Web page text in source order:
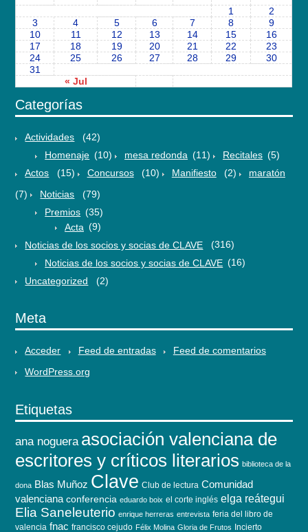
« Jul
1
2
3
4 5 6 7 8
9
10
11 12 13 14 15
16
17
18 19 20 21 22
23
24
25 26 27 28 29
30
31
Categorías
Actividades
(42)
Homenaje (10) mesa redonda (11) Recitales (5)
Actos
(15) Concursos (10) Manifiesto (2)
maratón
(7)
Noticias
(79)
Premios (35)
Acta (9)
Noticias de los socios y socias de CLAVE
(316)
Noticias de los socios y socias de CLAVE (16)
Uncategorized
(2)
Meta
Acceder Feed de entradas
Feed de comentarios
WordPress.org
Etiquetas
ana noguera asociación valenciana de
escritores y críticos literarios biblioteca de la
dona Blas Muñoz Clave Club de lectura Comunidad
valenciana conferencia eduardo boix el corte inglés elga reátegui
Elia Saneleuterio enrique herreras entrevista feria del libro de
valencia fnac francisco cejudo Félix Molina Gloria de Frutos Incierto